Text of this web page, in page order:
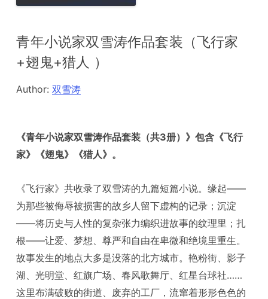
青年小说家双雪涛作品套装（飞行家
+翅鬼+猎人 ）
Author:双雪涛
《青年小说家双雪涛作品套装（共3册）》包含《飞行
家》《翅鬼》《猎人》。
《飞行家》共收录了双雪涛的九篇短篇小说。缘起——
为那些被侮辱被损害的故乡人留下虚构的记录；沉淀
——将历史与人性的复杂张力编织进故事的纹理里；扎
根——让爱、梦想、尊严和自由在卑微和绝境里重生。
故事发生的地点大多是没落的北方城市。艳粉街、影子
湖、光明堂、红旗广场、春风歌舞厅、红星台球社……
这里布满破败的街道、废弃的工厂，流窜着形形色色的